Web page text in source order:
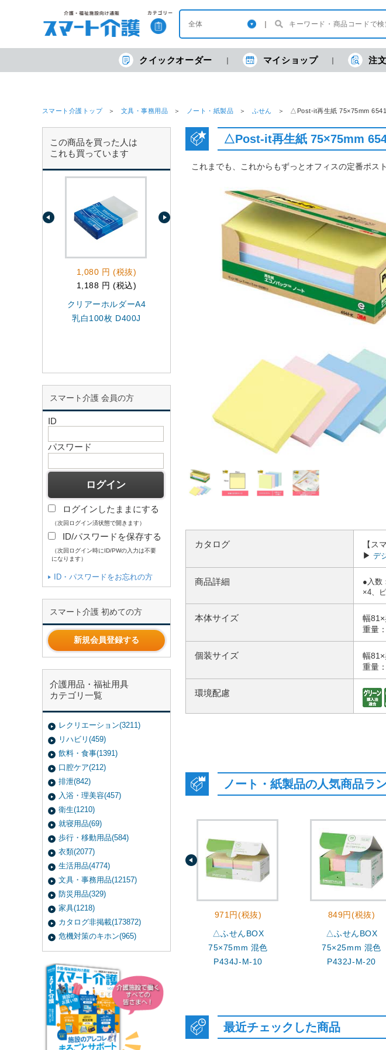
クイックオーダー マイショップ 注
スマート介護トップ 文具・事務用品 ノート・紙製品 ふせん △Post-it再生紙 75×75mm
この商品を買った人は
これも買っています
1,080 円 (税抜)
1,188 円 (税込)
クリアーホルダーA4
乳白100枚 D400J
186 円 (税抜)
204 円 (税込)
177 円 (税抜)
194 円 (税込)
△透明梱包用テープ
1巻 B689J
スマート介護 会員の方
ID
パスワード
ログインしたままにする
（次回ログイン済状態で開きます）
ID/パスワードを保存する
（次回ログイン時にID/PWの入力は不要
になります）
ID・パスワードをお忘れの方
スマート介護 初めての方
新規会員登録する
介護用品・福祉用具
カテゴリ一覧
レクリエーション(3211)
リハビリ(459)
飲料・食事(1391)
口腔ケア(212)
排泄(842)
入浴・理美容(457)
衛生(1210)
就寝用品(69)
歩行・移動用品(584)
衣類(2077)
生活用品(4774)
文具・事務用品(12157)
防災用品(329)
家具(1218)
カタログ非掲載(173872)
危機対策のキホン(965)
△Post-it再生紙 75×75mm
これまでも、これからもずっとオフィスの定番ポス
カタログ
【ス
▶ デ
商品詳細
●入数
×4、
本体サイズ
幅
重量
個装サイズ
幅
重量
環境配慮
ノート・紙製品の人気商品ラ
971円(税抜)
△ふせんBOX
75×75mm 混色
P434J-M-10
849円(税抜)
△ふせんBOX
75×25mm 混色
P432J-M-20
最近チェックした商品